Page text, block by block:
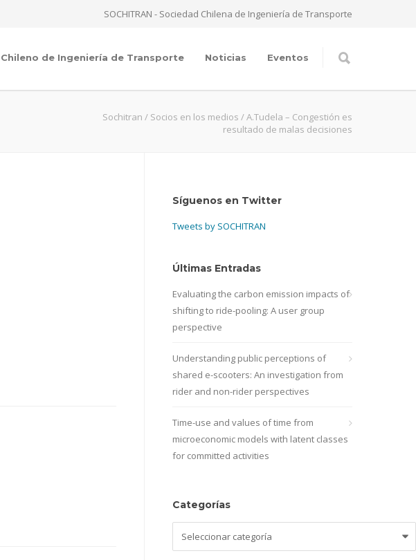
SOCHITRAN - Sociedad Chilena de Ingeniería de Transporte
de Ingeniería de Transporte Noticias Eventos
Sochitran / Socios en los medios /A.Tudela – Congestión es
resultado de malas decisiones
Síguenos en Twitter
Tweets by SOCHITRAN
Últimas Entradas
Evaluating the carbon emission impacts of
shifting to ride-pooling: A user group
perspective
Understanding public perceptions of
shared e-scooters: An investigation from
rider and non-rider perspectives
Time-use and values of time from
microeconomic models with latent classes
for committed activities
Categorías